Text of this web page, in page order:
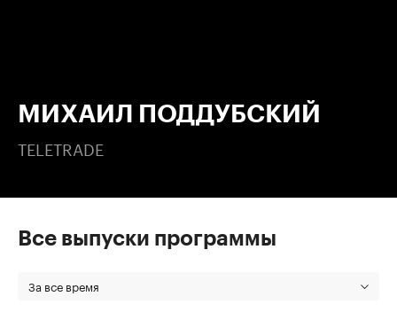
МИХАИЛ ПОДДУБСКИЙ
TELETRADE
Все выпуски программы
За все время